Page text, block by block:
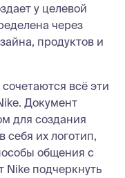
у целевой
через
продуктов и
всё эти
Документ
для создания
себя их логотип,
общения с
Nike подчеркнуть